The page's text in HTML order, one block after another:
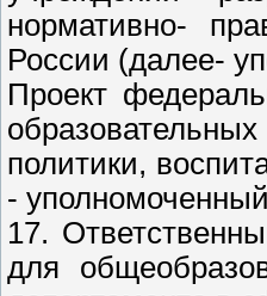
нормативно-
России (далее-
Проект
политики,
-
17.
для